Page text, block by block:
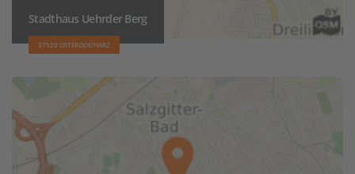
Stadthaus Uehrder Berg
37520 OSTERODE/HARZ